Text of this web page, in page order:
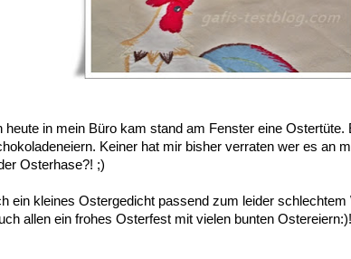
heute in mein Büro kam stand am Fenster eine
Keiner hat mir bisher verraten wer es an
Osterhase?! ;)
ein kleines Ostergedicht passend zum leider
allen ein frohes Osterfest mit vielen bunten Ostereiern:)!